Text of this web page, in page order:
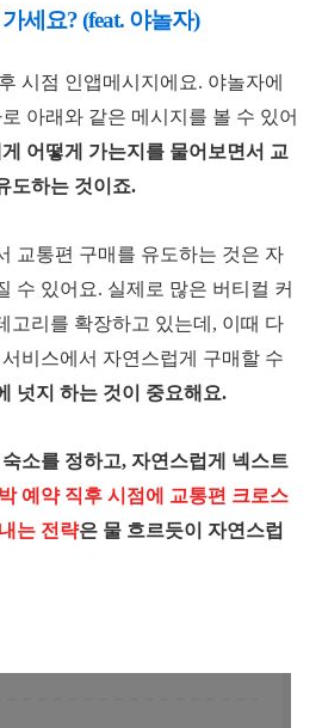
세요? (feat. 야놀자)
시점 인앱메시지에요. 야놀자에
아래와 같은 메시지를 볼 수 있어
어떻게 가는지를 물어보면서 교
도하는 것이죠.
교통편 구매를 유도하는 것은 자
수 있어요. 실제로 많은 버티컬 커
고리를 확장하고 있는데, 이때 다
비스에서 자연스럽게 구매할 수
넛지 하는 것이 중요해요.
소를 정하고, 자연스럽게 넥스트
예약 직후 시점에 교통편 크로스
는 전략은 물 흐르듯이 자연스럽